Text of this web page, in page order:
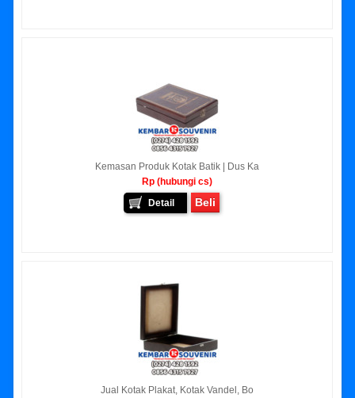
Kemasan Produk Kotak Batik | Dus Ka
Rp (hubungi cs)
Detail
Beli
Jual Kotak Plakat, Kotak Vandel, Bo